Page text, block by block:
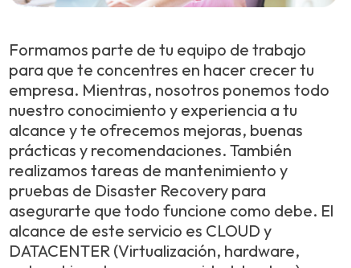
Formamos parte de tu equipo de trabajo
para que te concentres en hacer crecer tu
empresa. Mientras, nosotros ponemos todo
nuestro conocimiento y experiencia a tu
alcance y te ofrecemos mejoras, buenas
prácticas y recomendaciones. También
realizamos tareas de mantenimiento y
pruebas de Disaster Recovery para
asegurarte que todo funcione como debe. El
alcance de este servicio es CLOUD y
DATACENTER (Virtualización, hardware,